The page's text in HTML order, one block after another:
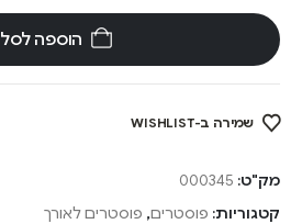
הוספה לסל
שמירה ב-WISHLIST
מק"ט: 000345
קטגוריות: פוסטרים, פוסטרים לאורך